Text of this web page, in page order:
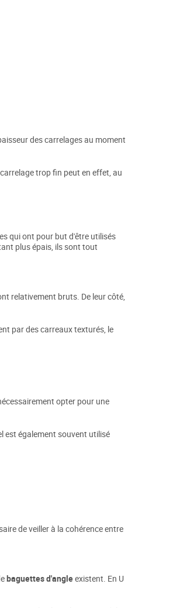
des carrelages au moment
trop fin peut en effet, au
qui ont pour but d'être utilisés
plus épais, ils sont tout
relativement bruts. De leur côté,
par des carreaux texturés, le
opter pour une
est également souvent utilisé
de veiller à la cohérence entre
baguettes d'angleexistent. En U